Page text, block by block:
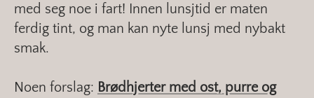
med seg noe i fart! Innen lunsjtid er maten
ferdig tint, og man kan nyte lunsj med nybakt
smak.
Noen forslag: Brødhjerter med ost, purre og